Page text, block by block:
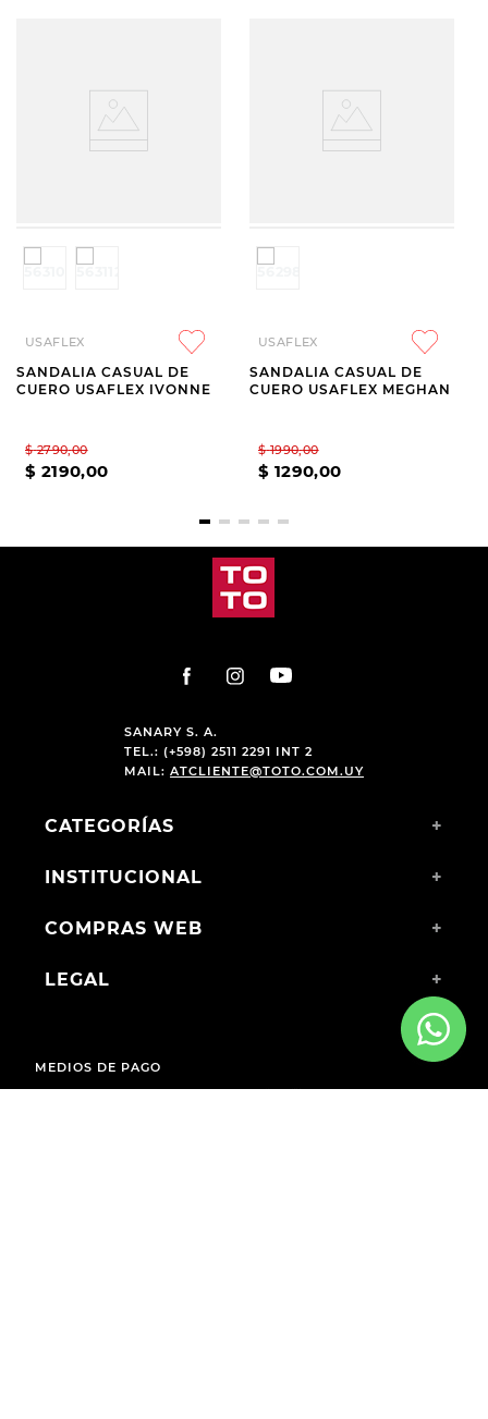
USAFLEX
SANDALIA CASUAL DE
CUERO USAFLEX IVONNE
$ 2790,00
$ 2190,00
USAFLEX
SANDALIA CASUAL DE
CUERO USAFLEX MEGHAN
$ 1990,00
$ 1290,00
SANARY S. A.
TEL.: (+598) 2511 2291 INT 2
MAIL: ATCLIENTE@TOTO.COM.UY
CATEGORÍAS +
INSTITUCIONAL +
COMPRAS WEB +
LEGAL +
MEDIOS DE PAGO